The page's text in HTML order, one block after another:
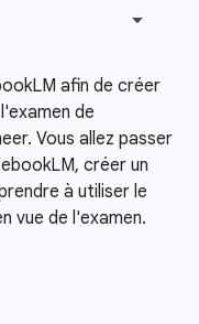
afin de créer
de
Vous allez passer
créer un
à utiliser le
vue de l'examen.